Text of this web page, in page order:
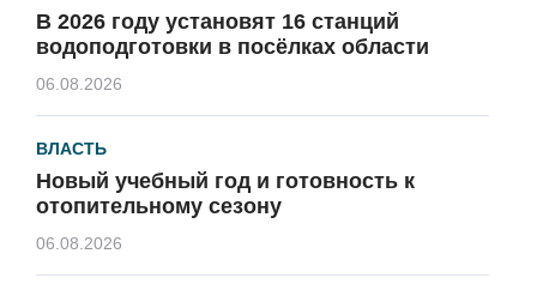
В 2026 году установят 16 станций
водоподготовки в посёлках области
06.08.2026
ВЛАСТЬ
Новый учебный год и готовность к
отопительному сезону
06.08.2026